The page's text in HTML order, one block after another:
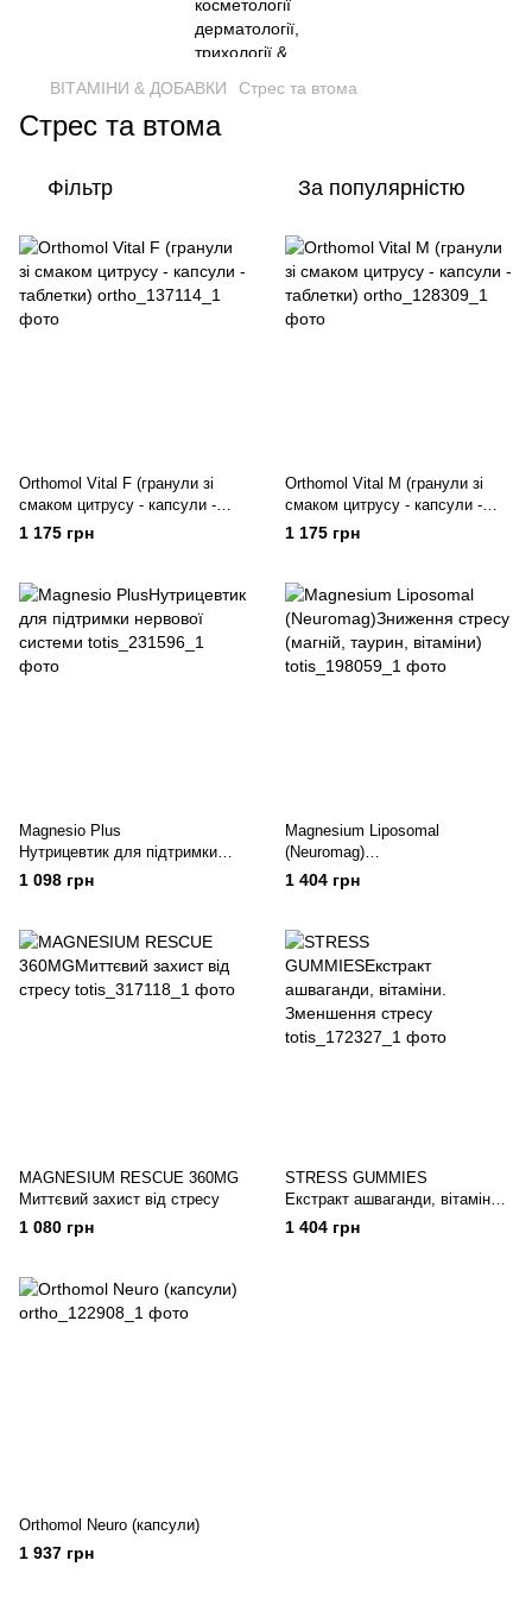
ВІТАМІНИ & ДОБАВКИ Стрес та втома
Стрес та втома
Фільтр За популярністю
Orthomol Vital F (гранули зі
смаком цитрусу - капсули -
таблетки)
1 175 грн
Orthomol Vital M (гранули зі
смаком цитрусу - капсули -
таблетки)
1 175 грн
Magnesio Plus
Нутрицевтик для підтримки
нервової системи
1 098 грн
Magnesium Liposomal
(Neuromag)
Зниження стресу (магній,
таурин, вітаміни)
1 404 грн
MAGNESIUM RESCUE 360MG
Миттєвий захист від стресу
1 080 грн
STRESS GUMMIES
Екстракт ашваганди, вітаміни.
Зменшення стресу
1 404 грн
Orthomol Neuro (капсули)
1 937 грн